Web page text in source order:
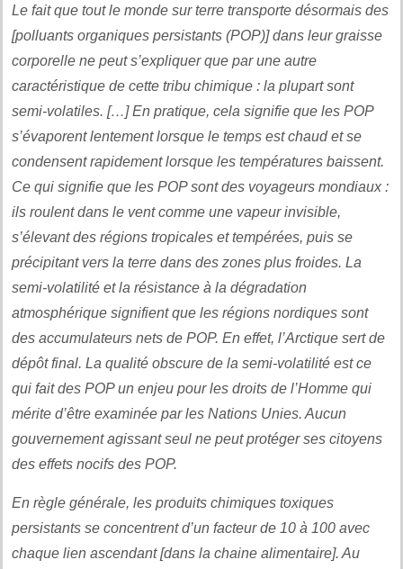
Le fait que tout le monde sur terre transporte désormais des
[polluants organiques persistants (POP)] dans leur graisse
corporelle ne peut s’expliquer que par une autre
caractéristique de cette tribu chimique : la plupart sont
semi-volatiles. […] En pratique, cela signifie que les POP
s’évaporent lentement lorsque le temps est chaud et se
condensent rapidement lorsque les températures baissent.
Ce qui signifie que les POP sont des voyageurs mondiaux :
ils roulent dans le vent comme une vapeur invisible,
s’élevant des régions tropicales et tempérées, puis se
précipitant vers la terre dans des zones plus froides. La
semi-volatilité et la résistance à la dégradation
atmosphérique signifient que les régions nordiques sont
des accumulateurs nets de POP. En effet, l’Arctique sert de
dépôt final. La qualité obscure de la semi-volatilité est ce
qui fait des POP un enjeu pour les droits de l’Homme qui
mérite d’être examinée par les Nations Unies. Aucun
gouvernement agissant seul ne peut protéger ses citoyens
des effets nocifs des POP.
En règle générale, les produits chimiques toxiques
persistants se concentrent d’un facteur de 10 à 100 avec
chaque lien ascendant [dans la chaine alimentaire]. Au